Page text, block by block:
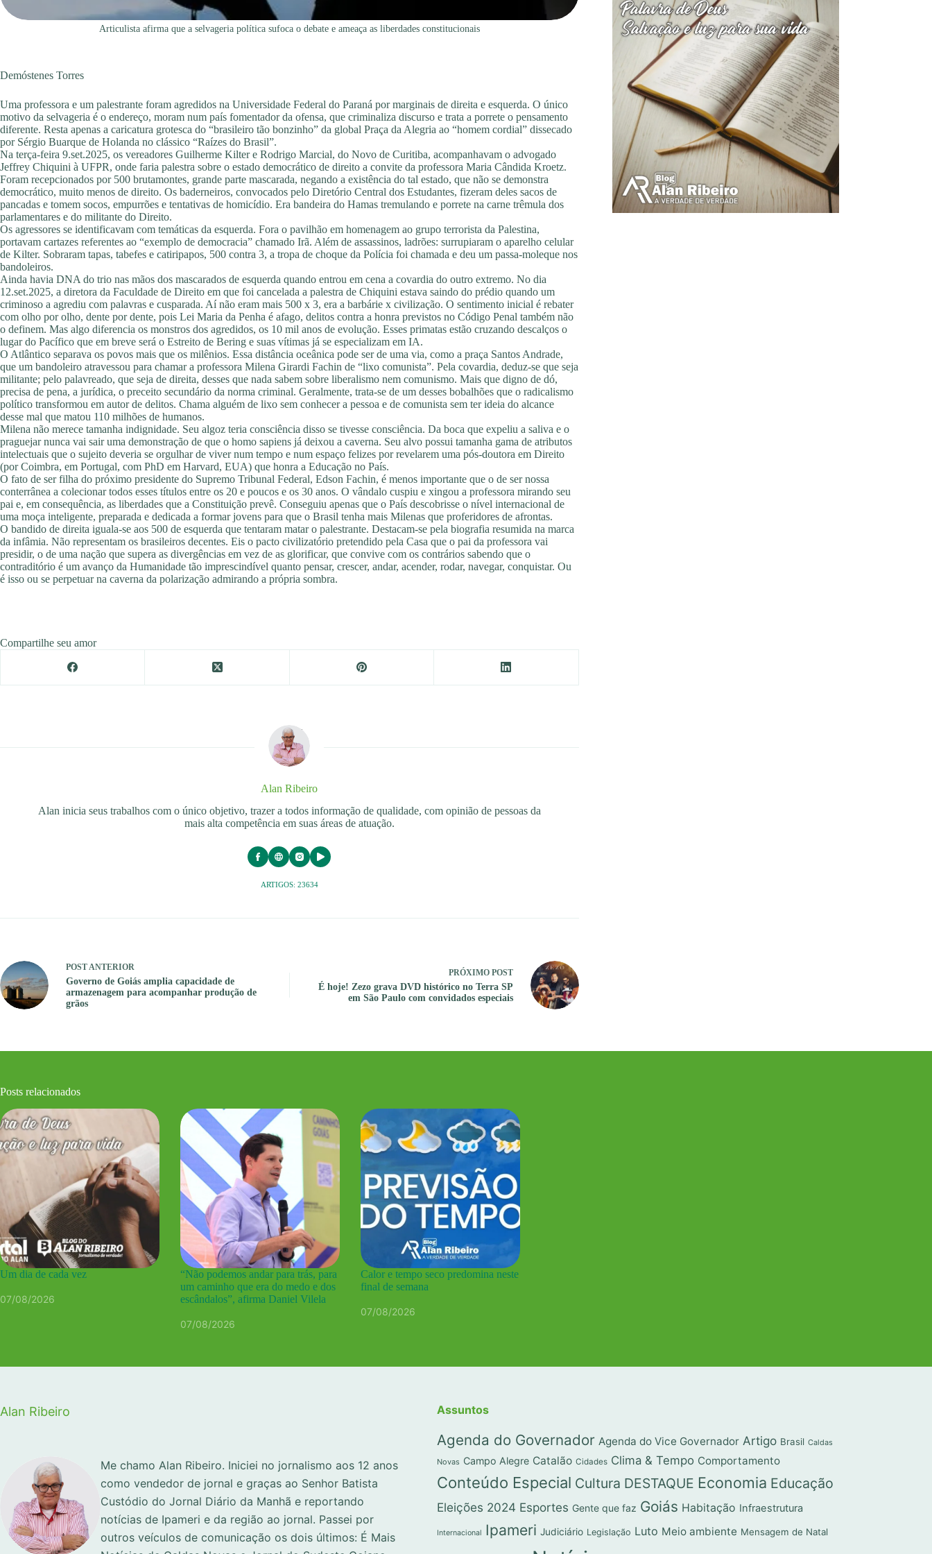
Articulista afirma que a selvageria política sufoca o debate e ameaça as liberdades constitucionais
Demóstenes Torres
Uma professora e um palestrante foram agredidos na Universidade Federal do Paraná por marginais de direita e esquerda. O único
motivo da selvageria é o endereço, moram num país fomentador da ofensa, que criminaliza discurso e trata a porrete o pensamento
diferente. Resta apenas a caricatura grotesca do “brasileiro tão bonzinho” da global Praça da Alegria ao “homem cordial” dissecado
por Sérgio Buarque de Holanda no clássico “Raízes do Brasil”.
Na terça-feira 9.set.2025, os vereadores Guilherme Kilter e Rodrigo Marcial, do Novo de Curitiba, acompanhavam o advogado
Jeffrey Chiquini à UFPR, onde faria palestra sobre o estado democrático de direito a convite da professora Maria Cândida Kroetz.
Foram recepcionados por 500 brutamontes, grande parte mascarada, negando a existência do tal estado, que não se demonstra
democrático, muito menos de direito. Os baderneiros, convocados pelo Diretório Central dos Estudantes, fizeram deles sacos de
pancadas e tomem socos, empurrões e tentativas de homicídio. Era bandeira do Hamas tremulando e porrete na carne trêmula dos
parlamentares e do militante do Direito.
Os agressores se identificavam com temáticas da esquerda. Fora o pavilhão em homenagem ao grupo terrorista da Palestina,
portavam cartazes referentes ao “exemplo de democracia” chamado Irã. Além de assassinos, ladrões: surrupiaram o aparelho celular
de Kilter. Sobraram tapas, tabefes e catiripapos, 500 contra 3, a tropa de choque da Polícia foi chamada e deu um passa-moleque nos
bandoleiros.
Ainda havia DNA do trio nas mãos dos mascarados de esquerda quando entrou em cena a covardia do outro extremo. No dia
12.set.2025, a diretora da Faculdade de Direito em que foi cancelada a palestra de Chiquini estava saindo do prédio quando um
criminoso a agrediu com palavras e cusparada. Aí não eram mais 500 x 3, era a barbárie x civilização. O sentimento inicial é rebater
com olho por olho, dente por dente, pois Lei Maria da Penha é afago, delitos contra a honra previstos no Código Penal também não
o definem. Mas algo diferencia os monstros dos agredidos, os 10 mil anos de evolução. Esses primatas estão cruzando descalços o
lugar do Pacífico que em breve será o Estreito de Bering e suas vítimas já se especializam em IA.
O Atlântico separava os povos mais que os milênios. Essa distância oceânica pode ser de uma via, como a praça Santos Andrade,
que um bandoleiro atravessou para chamar a professora Milena Girardi Fachin de “lixo comunista”. Pela covardia, deduz-se que seja
militante; pelo palavreado, que seja de direita, desses que nada sabem sobre liberalismo nem comunismo. Mais que digno de dó,
precisa de pena, a jurídica, o preceito secundário da norma criminal. Geralmente, trata-se de um desses bobalhões que o radicalismo
político transformou em autor de delitos. Chama alguém de lixo sem conhecer a pessoa e de comunista sem ter ideia do alcance
desse mal que matou 110 milhões de humanos.
Milena não merece tamanha indignidade. Seu algoz teria consciência disso se tivesse consciência. Da boca que expeliu a saliva e o
praguejar nunca vai sair uma demonstração de que o homo sapiens já deixou a caverna. Seu alvo possui tamanha gama de atributos
intelectuais que o sujeito deveria se orgulhar de viver num tempo e num espaço felizes por revelarem uma pós-doutora em Direito
(por Coimbra, em Portugal, com PhD em Harvard, EUA) que honra a Educação no País.
O fato de ser filha do próximo presidente do Supremo Tribunal Federal, Edson Fachin, é menos importante que o de ser nossa
conterrânea a colecionar todos esses títulos entre os 20 e poucos e os 30 anos. O vândalo cuspiu e xingou a professora mirando seu
pai e, em consequência, as liberdades que a Constituição prevê. Conseguiu apenas que o País descobrisse o nível internacional de
uma moça inteligente, preparada e dedicada a formar jovens para que o Brasil tenha mais Milenas que proferidores de afrontas.
O bandido de direita iguala-se aos 500 de esquerda que tentaram matar o palestrante. Destacam-se pela biografia resumida na marca
da infâmia. Não representam os brasileiros decentes. Eis o pacto civilizatório pretendido pela Casa que o pai da professora vai
presidir, o de uma nação que supera as divergências em vez de as glorificar, que convive com os contrários sabendo que o
contraditório é um avanço da Humanidade tão imprescindível quanto pensar, crescer, andar, acender, rodar, navegar, conquistar. Ou
é isso ou se perpetuar na caverna da polarização admirando a própria sombra.
Compartilhe seu amor
Alan Ribeiro
Alan inicia seus trabalhos com o único objetivo, trazer a todos informação de qualidade, com opinião de pessoas da
mais alta competência em suas áreas de atuação.
ARTIGOS: 23634
POSTANTERIOR
Governo de Goiás amplia capacidade de
armazenagem para acompanhar produção de
grãos
PRÓXIMO POST
É hoje! Zezo grava DVD histórico no Terra SP
em São Paulo com convidados especiais
Posts relacionados
Um dia de cada vez
07/08/2026
“Não podemos andar para trás, para
um caminho que era do medo e dos
escândalos”, afirma Daniel Vilela
07/08/2026
Calor e tempo seco predomina neste
final de semana
07/08/2026
Alan Ribeiro
Me chamo Alan Ribeiro. Iniciei no jornalismo aos 12 anos
como vendedor de jornal e graças ao Senhor Batista
Custódio do Jornal Diário da Manhã e reportando
notícias de Ipameri e da região ao jornal. Passei por
outros veículos de comunicação os dois últimos: É Mais
Assuntos
Agenda do Governador Agenda do Vice Governador Artigo Brasil Caldas
Novas Campo Alegre Catalão Cidades Clima & Tempo Comportamento
Conteúdo Especial Cultura DESTAQUE Economia Educação
Eleições 2024 Esportes Gente que faz Goiás Habitação Infraestrutura
Internacional Ipameri Judiciário Legislação Luto Meio ambiente Mensagem de Natal